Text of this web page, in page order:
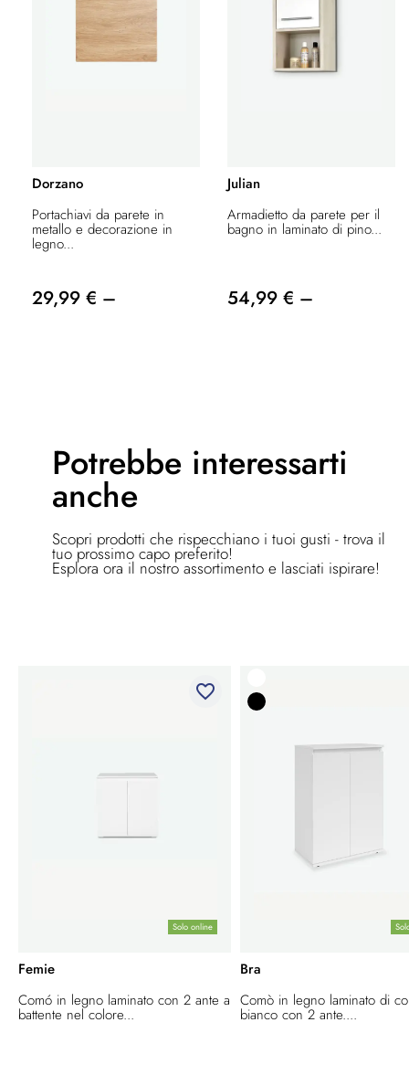
Dorzano
Portachiavi da parete in
metallo e decorazione in
legno...
29,99 € –
Julian
Armadietto da parete per il
bagno in laminato di pino...
54,99 € –
Potrebbe interessarti
anche
Scopri prodotti che rispecchiano i tuoi gusti - trova il
tuo prossimo capo preferito!
Esplora ora il nostro assortimento e lasciati ispirare!
Solo online
favorite_border
Femie
Comó in legno laminato con 2 ante a
battente nel colore...
Bra
Comò in legno laminato di
bianco con 2 ante....